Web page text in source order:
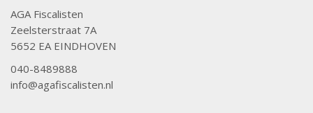
AGA Fiscalisten
Zeelsterstraat 7A
5652 EA EINDHOVEN
040-8489888
info@agafiscalisten.nl